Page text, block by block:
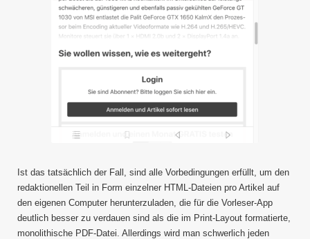
Ist das tatsächlich der Fall, sind alle Vorbedingungen erfüllt, um den
redaktionellen Teil in Form einzelner HTML-Dateien pro Artikel auf
den eigenen Computer herunterzuladen, die für die Vorleser-App
deutlich besser zu verdauen sind als die im Print-Layout formatierte,
monolithische PDF-Datei. Allerdings wird man schwerlich jeden